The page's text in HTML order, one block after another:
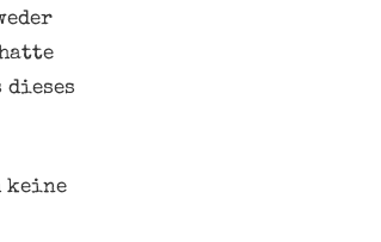
dieses
keine